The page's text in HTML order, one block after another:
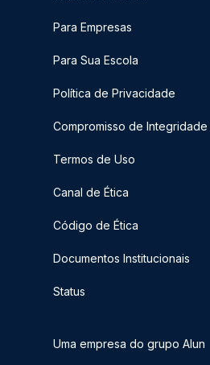
Para Empresas
Para Sua Escola
Política de Privacidade
Compromisso de Integridade
Termos de Uso
Canal de Ética
Código de Ética
Documentos Institucionais
Status
Uma empresa do grupo Alun